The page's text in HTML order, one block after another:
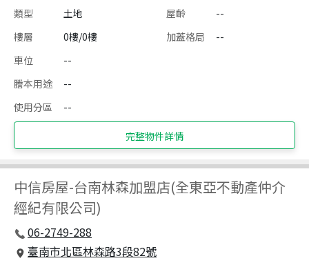
類型 土地 屋齡
--
樓層
0樓/0樓 加蓋格局
--
車位
--
謄本用途
--
使用分區
--
完整物件詳情
中信房屋-台南林森加盟店(全東亞不動產仲介
經紀有限公司)
06-2749-288
臺南市北區林森路3段82號